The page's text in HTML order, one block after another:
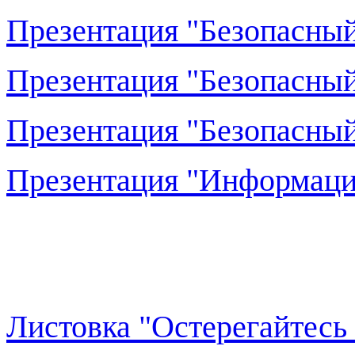
Презентация
Презентация
Презентация
Презентация
Листовка